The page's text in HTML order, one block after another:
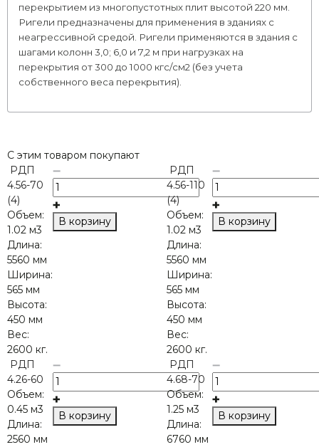
перекрытием из многопустотных плит высотой 220 мм.
Ригели предназначены для применения в зданиях с
неагрессивной средой. Ригели применяются в здания с
шагами колонн 3,0; 6,0 и 7,2 м при нагрузках на
перекрытия от 300 до 1000 кгс/см2 (без учета
собственного веса перекрытия).
С этим товаром покупают
РДП
4.56-70
(4)
Объем:
1.02 м3
Длина:
5560 мм
Ширина:
565 мм
Высота:
450 мм
Вес:
2600 кг.
В корзину
РДП
4.56-110
(4)
Объем:
1.02 м3
Длина:
5560 мм
Ширина:
565 мм
Высота:
450 мм
Вес:
2600 кг.
В корзину
РДП
4.26-60
Объем:
0.45 м3
Длина:
2560 мм
В корзину
РДП
4.68-70
Объем:
1.25 м3
Длина:
6760 мм
В корзину